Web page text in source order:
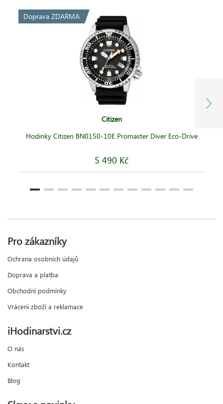
Doprava ZDARMA
Citizen
Hodinky Citizen BN0150-10E Promaster Diver Eco-Drive
5 490 Kč
Pro zákazníky
Ochrana osobních údajů
Doprava a platba
Obchodní podmínky
Vrácení zboží a reklamace
iHodinarstvi.cz
O nás
Kontakt
Blog